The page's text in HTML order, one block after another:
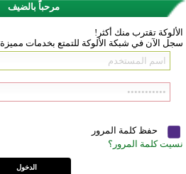
مرحباً بالضيف
الألوكة تقترب منك أكثر!
سجل الآن في شبكة الألوكة للتمتع بخدمات مميزة.
حفظ كلمة المرور
نسيت كلمة المرور؟